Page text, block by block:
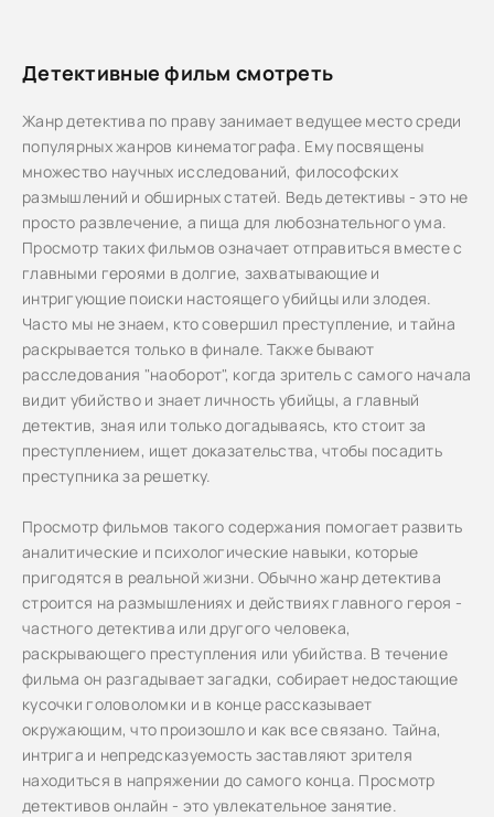
Детективные фильм смотреть
Жанр детектива по праву занимает ведущее место среди
популярных жанров кинематографа. Ему посвящены
множество научных исследований, философских
размышлений и обширных статей. Ведь детективы - это не
просто развлечение, а пища для любознательного ума.
Просмотр таких фильмов означает отправиться вместе с
главными героями в долгие, захватывающие и
интригующие поиски настоящего убийцы или злодея.
Часто мы не знаем, кто совершил преступление, и тайна
раскрывается только в финале. Также бывают
расследования "наоборот", когда зритель с самого начала
видит убийство и знает личность убийцы, а главный
детектив, зная или только догадываясь, кто стоит за
преступлением, ищет доказательства, чтобы посадить
преступника за решетку.
Просмотр фильмов такого содержания помогает развить
аналитические и психологические навыки, которые
пригодятся в реальной жизни. Обычно жанр детектива
строится на размышлениях и действиях главного героя -
частного детектива или другого человека,
раскрывающего преступления или убийства. В течение
фильма он разгадывает загадки, собирает недостающие
кусочки головоломки и в конце рассказывает
окружающим, что произошло и как все связано. Тайна,
интрига и непредсказуемость заставляют зрителя
находиться в напряжении до самого конца. Просмотр
детективов онлайн - это увлекательное занятие.